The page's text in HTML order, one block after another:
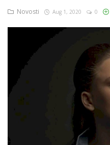
Novosti Aug 1, 2020 0